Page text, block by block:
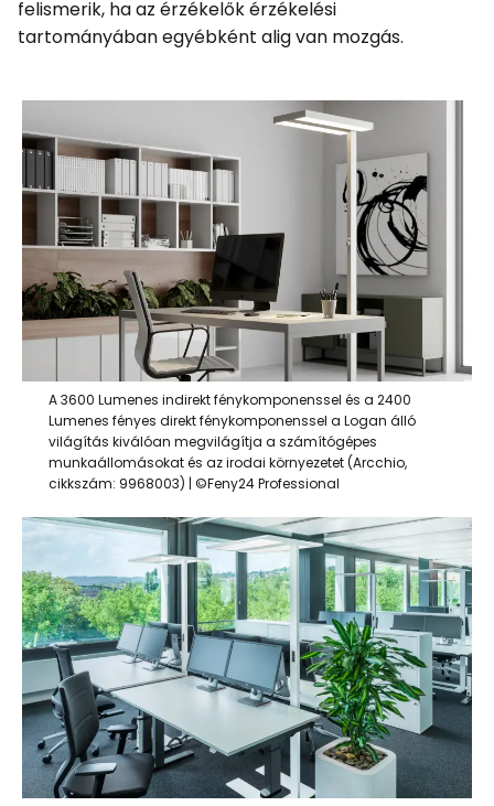
felismerik, ha az érzékelők érzékelési
tartományában egyébként alig van mozgás.
A 3600 Lumenes indirekt fénykomponenssel és a 2400
Lumenes fényes direkt fénykomponenssel a Logan álló
világítás kiválóan megvilágítja a számítógépes
munkaállomásokat és az irodai környezetet (Arcchio,
cikkszám: 9968003) | ©Feny24 Professional